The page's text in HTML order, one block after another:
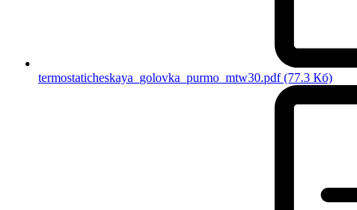
termostaticheskaya_golovka_purmo_mtw30.pdf(77.3 Кб)